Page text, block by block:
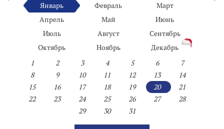
Январь
Февраль
Март
Апрель
Май
Июнь
Июль
Август
Сентябрь
Октябрь
Ноябрь
Декабрь
1
2 3 4 5 6
7
8
9 10 11 12 13
14
15
16 17 18 19 20
21
22
23 24 25 26 27
28
29
30 31